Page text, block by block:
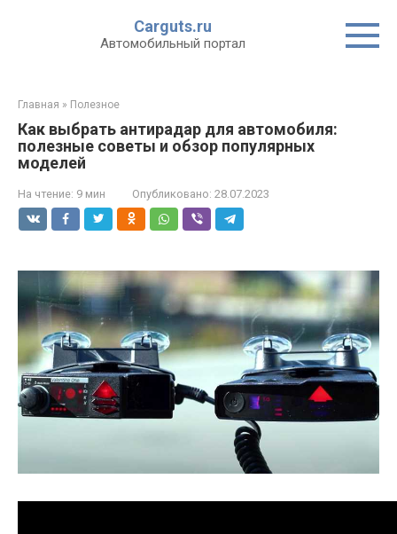
Carguts.ru
Автомобильный портал
Главная » Полезное
Как выбрать антирадар для автомобиля:
полезные советы и обзор популярных
моделей
На чтение: 9 мин Опубликовано: 28.07.2023